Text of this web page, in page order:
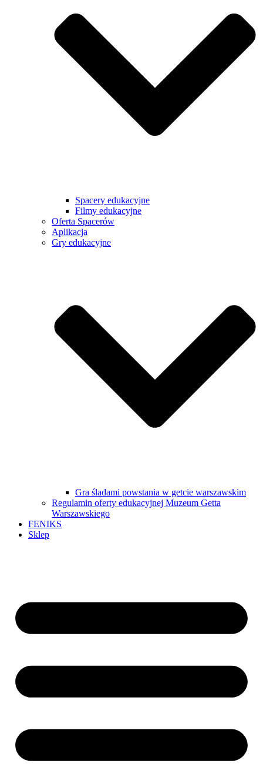
Spacery edukacyjne
Filmy edukacyjne
Oferta Spacerów
Aplikacja
Gry edukacyjne
Gra śladami powstania w getcie warszawskim
Regulamin oferty edukacyjnej Muzeum Getta
Warszawskiego
FENIKS
Sklep